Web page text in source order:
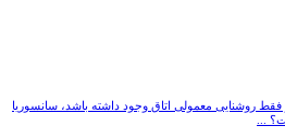
فقط روشنایی معمولی اتاق وجود داشته باشد، سانسوریا
...